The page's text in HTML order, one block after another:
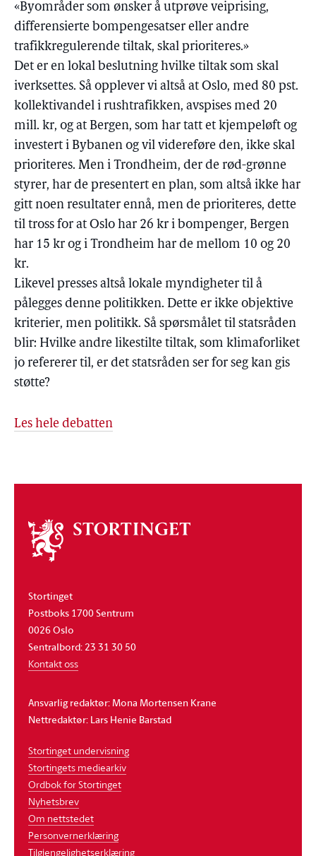
«Byområder som ønsker å utprøve veiprising,
differensierte bompengesatser eller andre
trafikkregulerende tiltak, skal prioriteres.»
Det er en lokal beslutning hvilke tiltak som skal
iverksettes. Så opplever vi altså at Oslo, med 80 pst.
kollektivandel i rushtrafikken, avspises med 20
mill. kr, og at Bergen, som har tatt et kjempeløft og
investert i Bybanen og vil videreføre den, ikke skal
prioriteres. Men i Trondheim, der de rød-grønne
styrer, har de presentert en plan, som altså ikke har
gitt noen resultater ennå, men de prioriteres, dette
til tross for at Oslo har 26 kr i bompenger, Bergen
har 15 kr og i Trondheim har de mellom 10 og 20
kr.
Likevel presses altså lokale myndigheter til å
pålegges denne politikken. Dette er ikke objektive
kriterier, men politikk. Så spørsmålet til statsråden
blir: Hvilke andre likestilte tiltak, som klimaforliket
jo refererer til, er det statsråden ser for seg kan gis
støtte?
Les hele debatten
Om
stortinget
Stortinget
Postboks 1700 Sentrum
0026 Oslo
Sentralbord: 23 31 30 50
Kontakt oss
Ansvarlig redaktør: Mona Mortensen Krane
Nettredaktør: Lars Henie Barstad
Stortinget undervisning
Stortingets mediearkiv
Ordbok for Stortinget
Nyhetsbrev
Om nettstedet
Personvernerklæring
Tilgjengelighetserklæring